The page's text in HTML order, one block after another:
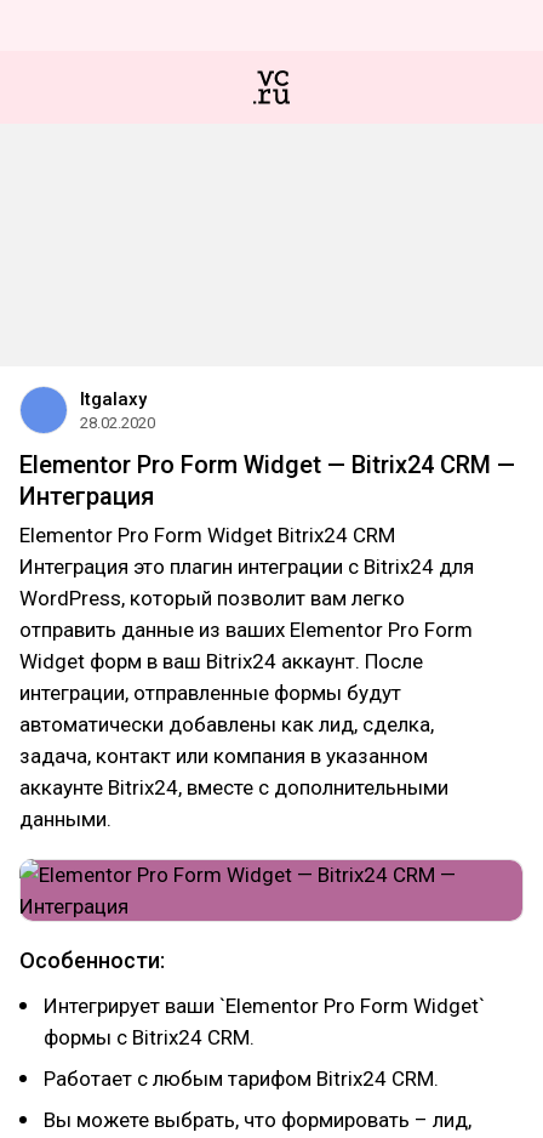
Itgalaxy
28.02.2020
Elementor Pro Form Widget — Bitrix24 CRM —
Интеграция
Elementor Pro Form Widget Bitrix24 CRM
Интеграция это плагин интеграции с Bitrix24 для
WordPress, который позволит вам легко
отправить данные из ваших Elementor Pro Form
Widget форм в ваш Bitrix24 аккаунт. После
интеграции, отправленные формы будут
автоматически добавлены как лид, сделка,
задача, контакт или компания в указанном
аккаунте Bitrix24, вместе с дополнительными
данными.
Особенности:
Интегрирует ваши `Elementor Pro Form Widget`
формы с Bitrix24 CRM.
Работает с любым тарифом Bitrix24 CRM.
Вы можете выбрать, что формировать – лид,